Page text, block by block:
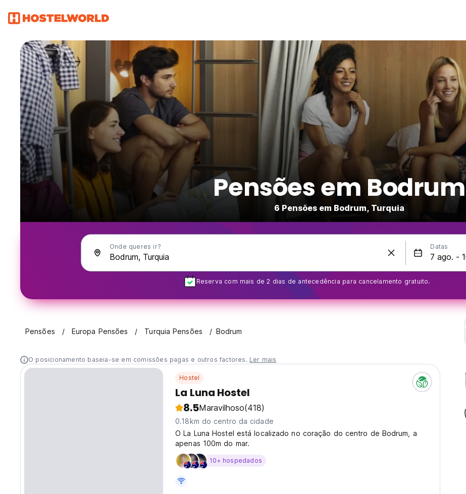
Pensões em Bodrum
6 Pensões em Bodrum, Turquia
Onde queres ir? Datas
Reserva com mais de 2 dias de antecedência para cancelamento gratuito.
Pensões Europa Pensões Turquia Pensões Bodrum
O posicionamento baseia-se em comissões pagas e outros factores. Ler mais
Hostel
La Luna Hostel
8.5Maravilhoso(418)
0.18km do centro da cidade
O La Luna Hostel está localizado no coração do centro de Bodrum, a
apenas 100m do mar.
10+ hospedados